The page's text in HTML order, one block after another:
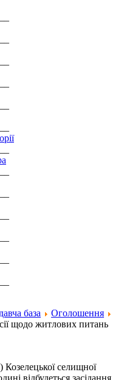
база
Оголошення
щодо житлових питань
селищної